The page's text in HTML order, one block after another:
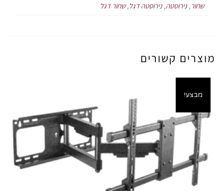
שחור,נירוסטה,נירוסטה דגל,שחור דגל
מוצרים קשורים
מבצע!